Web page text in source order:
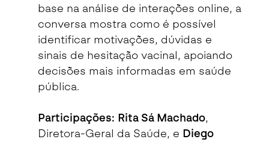
base na análise de interações online, a
conversa mostra como é possível
identificar motivações, dúvidas e
sinais de hesitação vacinal, apoiando
decisões mais informadas em saúde
pública.
Participações: Rita Sá Machado,
Diretora-Geral da Saúde, e Diego